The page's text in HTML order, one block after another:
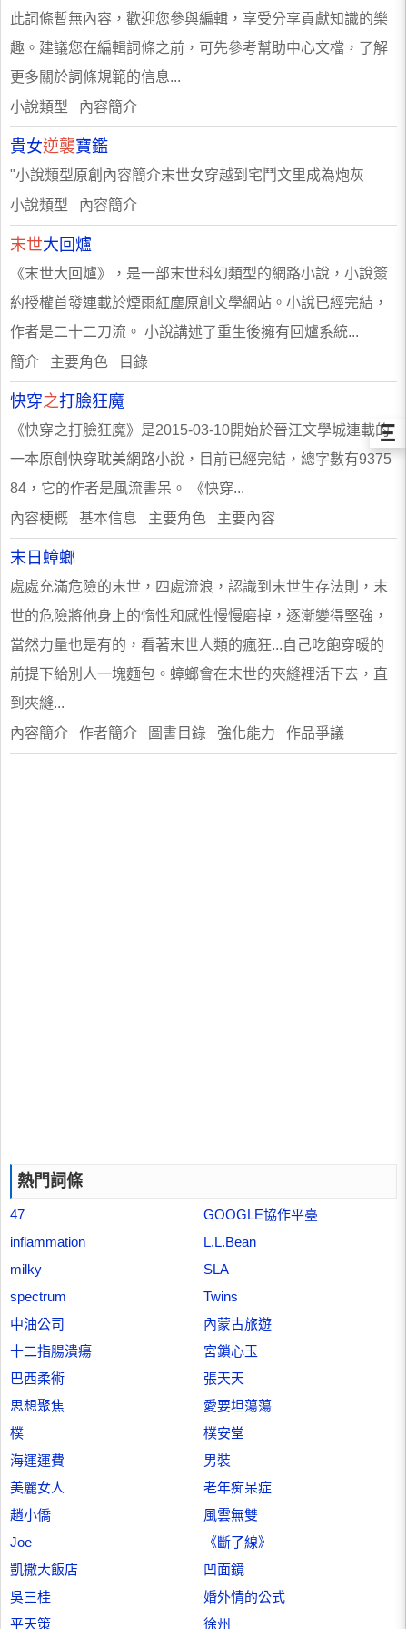
此詞條暫無內容，歡迎您參與編輯，享受分享貢獻知識的樂
趣。建議您在編輯詞條之前，可先參考幫助中心文檔，了解
更多關於詞條規範的信息...
小說類型 內容簡介
貴女逆襲寶鑑
"小說類型原創內容簡介末世女穿越到宅鬥文里成為炮灰
小說類型 內容簡介
末世大回爐
《末世大回爐》，是一部末世科幻類型的網路小說，小說簽
約授權首發連載於煙雨紅塵原創文學網站。小說已經完結，
作者是二十二刀流。 小說講述了重生後擁有回爐系統...
簡介 主要角色 目錄
快穿之打臉狂魔
《快穿之打臉狂魔》是2015-03-10開始於晉江文學城連載的
一本原創快穿耽美網路小說，目前已經完結，總字數有9375
84，它的作者是風流書呆。 《快穿...
內容梗概 基本信息 主要角色 主要內容
末日蟑螂
處處充滿危險的末世，四處流浪，認識到末世生存法則，末
世的危險將他身上的惰性和感性慢慢磨掉，逐漸變得堅強，
當然力量也是有的，看著末世人類的瘋狂...自己吃飽穿暖的
前提下給別人一塊麵包。蟑螂會在末世的夾縫裡活下去，直
到夾縫...
內容簡介 作者簡介 圖書目錄 強化能力 作品爭議
熱門詞條
47
GOOGLE協作平臺
inflammation
L.L.Bean
milky
SLA
spectrum
Twins
中油公司
內蒙古旅遊
十二指腸潰瘍
宮鎖心玉
巴西柔術
張天天
思想聚焦
愛要坦蕩蕩
樸
樸安堂
海運運費
男裝
美麗女人
老年痴呆症
趙小僑
風雲無雙
Joe
《斷了線》
凱撒大飯店
凹面鏡
吳三桂
婚外情的公式
平天策
徐州
Ξ